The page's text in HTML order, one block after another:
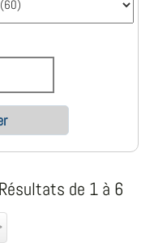
de 1 à 6